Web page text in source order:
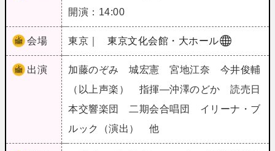
開演：14:00
会場 東京｜ 東京文化会館・大ホール
出演
加藤のぞみ 城宏憲 宮地江奈 今井俊輔
（以上声楽） 指揮―沖澤のどか 読売日
本交響楽団 二期会合唱団 イリーナ・ブ
ルック（演出） 他